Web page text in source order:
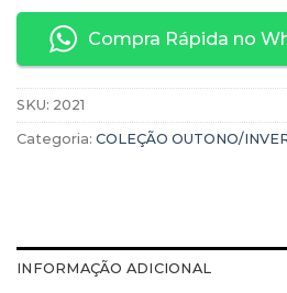
Compra Rápida no
SKU: 2021
Categoria: COLEÇÃO OUTONO/
INFORMAÇÃO ADICIONAL